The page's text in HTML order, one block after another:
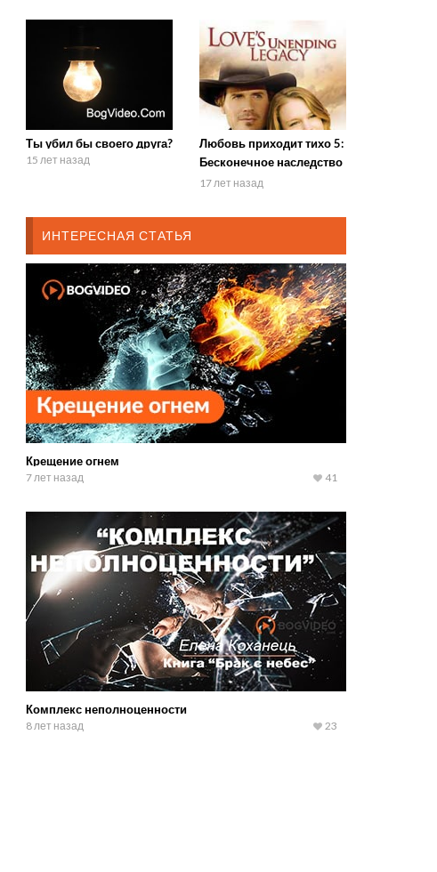
Ты убил бы своего друга?
15 лет назад
Любовь приходит тихо 5:
Бесконечное наследство
любви (2007)
17 лет назад
ИНТЕРЕСНАЯ СТАТЬЯ
Крещение огнем
7 лет назад 41
Комплекс неполноценности
8 лет назад 23